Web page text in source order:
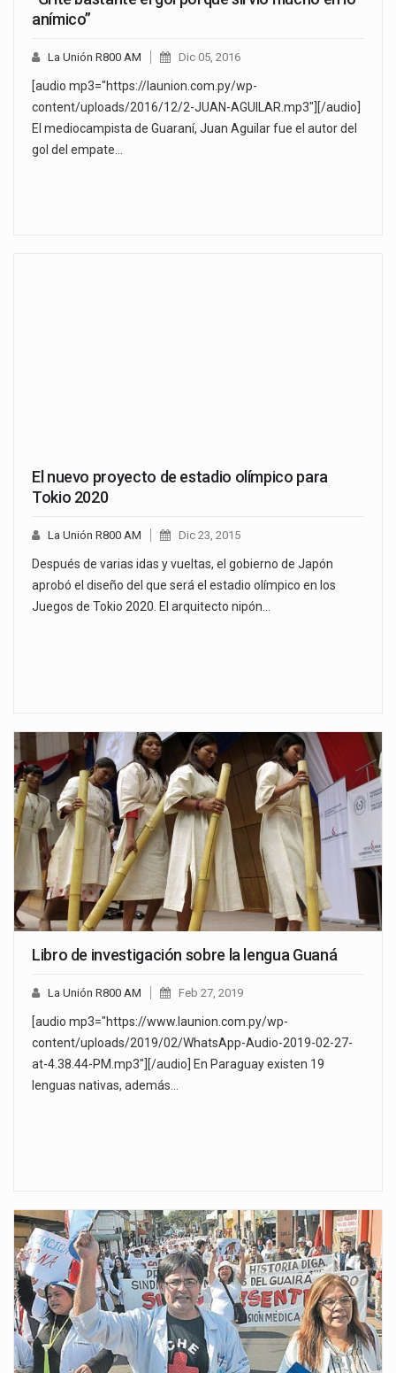
anímico”
La Unión R800 AM Dic 05, 2016
[audio mp3="https://launion.com.py/wp-
content/uploads/2016/12/2-JUAN-AGUILAR.mp3"][/audio]
El mediocampista de Guaraní, Juan Aguilar fue el autor del
gol del empate…
El nuevo proyecto de estadio olímpico para
Tokio 2020
La Unión R800 AM Dic 23, 2015
Después de varias idas y vueltas, el gobierno de Japón
aprobó el diseño del que será el estadio olímpico en los
Juegos de Tokio 2020. El arquitecto nipón…
Libro de investigación sobre la lengua Guaná
La Unión R800 AM Feb 27, 2019
[audio mp3="https://www.launion.com.py/wp-
content/uploads/2019/02/WhatsApp-Audio-2019-02-27-
at-4.38.44-PM.mp3"][/audio] En Paraguay existen 19
lenguas nativas, además…